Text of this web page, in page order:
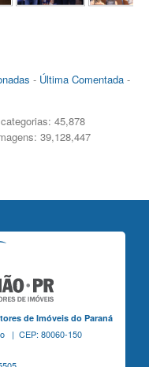
- Última Comentada-
45,878
39,128,447
de Imóveis do Paraná
| CEP: 80060-150